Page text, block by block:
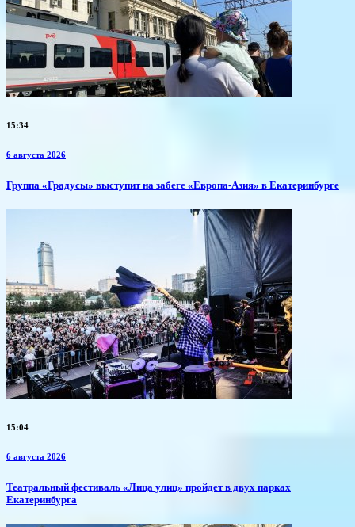
15:34
6 августа 2026
​Группа «Градусы» выступит на забеге «Европа-Азия» в Екатеринбурге
15:04
6 августа 2026
​Театральный фестиваль «Лица улиц» пройдет в двух парках
Екатеринбурга